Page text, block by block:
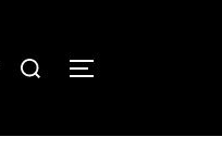
Rechercher :
PERMUTER